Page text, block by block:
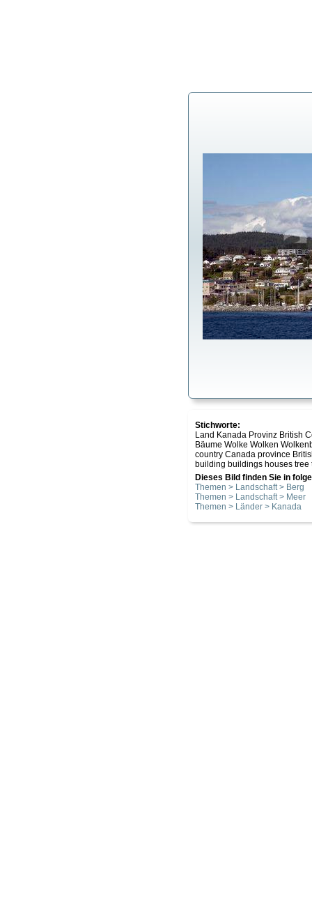
Stichworte:
Land Kanada Provinz British
Bäume Wolke Wolken
country Canada province
building buildings houses
Dieses Bild finden Sie in
Themen > Landschaft > Berg
Themen > Landschaft > Meer
Themen > Länder > Kanada